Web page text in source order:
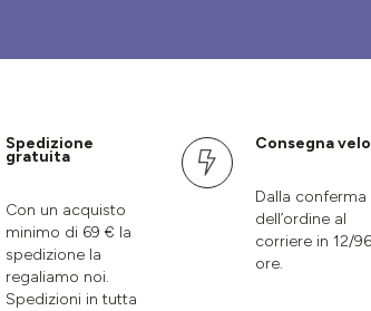
Spedizione
gratuita
Con un acquisto
minimo di 69 € la
spedizione la
regaliamo noi.
Spedizioni in tutta
Consegna
Dalla conferma
dell’ordine al
corriere in 12/96
ore.